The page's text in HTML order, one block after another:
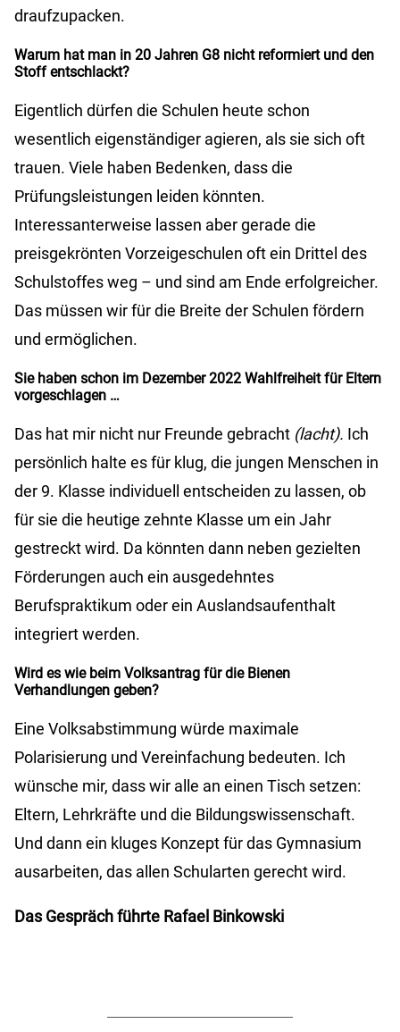
draufzupacken.
Warum hat man in 20 Jahren G8 nicht reformiert und den
Stoff entschlackt?
Eigentlich dürfen die Schulen heute schon
wesentlich eigenständiger agieren, als sie sich oft
trauen. Viele haben Bedenken, dass die
Prüfungsleistungen leiden könnten.
Interessanterweise lassen aber gerade die
preisgekrönten Vorzeigeschulen oft ein Drittel des
Schulstoffes weg – und sind am Ende erfolgreicher.
Das müssen wir für die Breite der Schulen fördern
und ermöglichen.
Sie haben schon im Dezember 2022 Wahlfreiheit für Eltern
vorgeschlagen …
Das hat mir nicht nur Freunde gebracht (lacht). Ich
persönlich halte es für klug, die jungen Menschen in
der 9. Klasse individuell entscheiden zu lassen, ob
für sie die heutige zehnte Klasse um ein Jahr
gestreckt wird. Da könnten dann neben gezielten
Förderungen auch ein ausgedehntes
Berufspraktikum oder ein Auslandsaufenthalt
integriert werden.
Wird es wie beim Volksantrag für die Bienen
Verhandlungen geben?
Eine Volksabstimmung würde maximale
Polarisierung und Vereinfachung bedeuten. Ich
wünsche mir, dass wir alle an einen Tisch setzen:
Eltern, Lehrkräfte und die Bildungswissenschaft.
Und dann ein kluges Konzept für das Gymnasium
ausarbeiten, das allen Schularten gerecht wird.
Das Gespräch führte Rafael Binkowski